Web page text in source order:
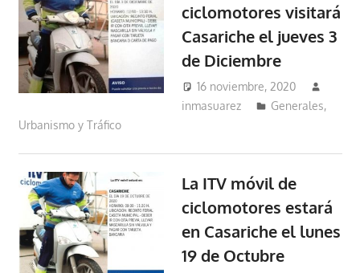
ciclomotores visitará
Casariche el jueves 3
de Diciembre
16 noviembre, 2020
inmasuarez
Generales,
Urbanismo y Tráfico
La ITV móvil de
ciclomotores estará
en Casariche el lunes
19 de Octubre